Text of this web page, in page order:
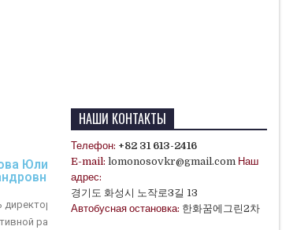
Юлия
по
работе
НАШИ КОНТАКТЫ
Телефон: +82 31 613-2416
E-mail: lomonosovkr@gmail.com Наш
адрес:
경기도 화성시 노작로3길 13
Автобусная остановка: 한화꿈에그린2차